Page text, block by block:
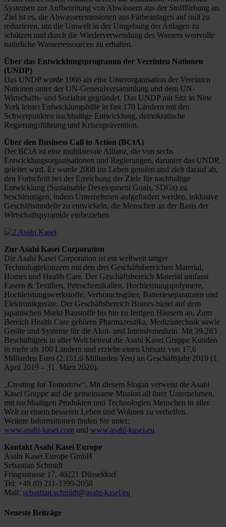
Systemen zur Aufbereitung von Abwässern aus der Stofffärbung an.
Ziel ist es, die Abwasseremissionen aus Färbeanlagen auf null zu
reduzieren, um die Umwelt in der Umgebung der Anlagen zu
schützen und durch die Wiederverwendung des Wassers wertvolle
natürliche Wasserressourcen zu erhalten.
Über das Entwicklungsprogramm der Vereinten Nationen
(UNDP)
Das UNDP wurde 1966 als eine Unterorganisation der Vereinten
Nationen unter der UN-Generalversammlung und dem UN-
Wirtschafts- und Sozialrat gegründet. Das UNDP mit Sitz in New
York leistet Entwicklungshilfe in fast 170 Ländern mit den
Schwerpunkten nachhaltige Entwicklung, demokratische
Regierungsführung und Krisenprävention.
Über den Business Call to Action (BCtA)
Der BCtA ist eine multilaterale Allianz, die von sechs
Entwicklungsorganisationen und Regierungen, darunter das UNDP,
geleitet wird. Er wurde 2008 ins Leben gerufen und zielt darauf ab,
den Fortschritt bei der Erreichung der Ziele für nachhaltige
Entwicklung (Sustainable Development Goals, SDGs) zu
beschleunigen, indem Unternehmen aufgefordert werden, inklusive
Geschäftsmodelle zu entwickeln, die Menschen an der Basis der
Wirtschaftspyramide einbeziehen.
Zur Asahi Kasei Corporation
Die Asahi Kasei Corporation ist ein weltweit tätiger
Technologiekonzern mit den drei Geschäftsbereichen Material,
Homes und Health Care. Der Geschäftsbereich Material umfasst
Fasern & Textilien, Petrochemikalien, Hochleistungspolymere,
Hochleistungswerkstoffe, Verbrauchsgüter, Batterieseparatoren und
Elektronikgeräte. Der Geschäftsbereich Homes bietet auf dem
japanischen Markt Baustoffe bis hin zu fertigen Häusern an. Zum
Bereich Health Care gehören Pharmazeutika, Medizintechnik sowie
Geräte und Systeme für die Akut- und Intensivmedizin. Mit 39.283
Beschäftigten in aller Welt betreut die Asahi Kasei Gruppe Kunden
in mehr als 100 Ländern und erzielte einen Umsatz von 17,6
Milliarden Euro (2.151,6 Milliarden Yen) im Geschäftsjahr 2019 (1.
April 2019 – 31. März 2020).
„Creating for Tomorrow“. Mit diesem Slogan verweist die Asahi
Kasei Gruppe auf die gemeinsame Mission all ihrer Unternehmen,
mit nachhaltigen Produkten und Technologien Menschen in aller
Welt zu einem besseren Leben und Wohnen zu verhelfen.
Weitere Informationen finden Sie unter:
www.asahi-kasei.com und www.asahi-kasei.eu.
Kontakt Asahi Kasei Europe
Asahi Kasei Europe GmbH
Sebastian Schmidt
Fringsstrasse 17, 40221 Düsseldorf
Tel: +49 (0) 211-3399-2058
Mail: sebastian.schmidt@asahi-kasei.eu
Neueste Beiträge